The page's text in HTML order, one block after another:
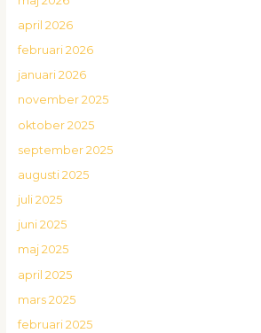
april 2026
februari 2026
januari 2026
november 2025
oktober 2025
september 2025
augusti 2025
juli 2025
juni 2025
maj 2025
april 2025
mars 2025
februari 2025